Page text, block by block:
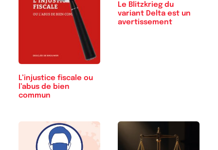
L’injustice fiscale ou
l’abus de bien
commun
Le Blitzkrieg du
variant Delta est un
avertissement